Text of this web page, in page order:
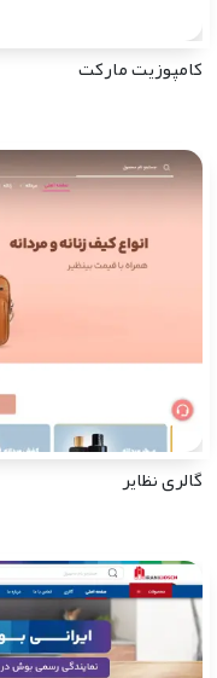
کامپوزیت مارکت
گالری نظایر